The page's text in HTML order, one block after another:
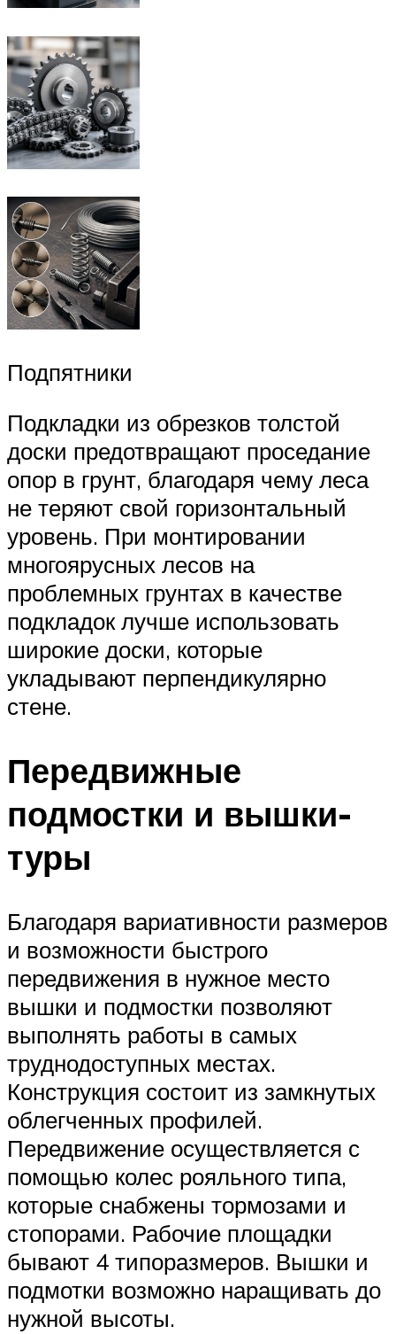
Подпятники
Подкладки из обрезков толстой
доски предотвращают проседание
опор в грунт, благодаря чему леса
не теряют свой горизонтальный
уровень. При монтировании
многоярусных лесов на
проблемных грунтах в качестве
подкладок лучше использовать
широкие доски, которые
укладывают перпендикулярно
стене.
Передвижные
подмостки и вышки-
туры
Благодаря вариативности размеров
и возможности быстрого
передвижения в нужное место
вышки и подмостки позволяют
выполнять работы в самых
труднодоступных местах.
Конструкция состоит из замкнутых
облегченных профилей.
Передвижение осуществляется с
помощью колес рояльного типа,
которые снабжены тормозами и
стопорами. Рабочие площадки
бывают 4 типоразмеров. Вышки и
подмотки возможно наращивать до
нужной высоты.